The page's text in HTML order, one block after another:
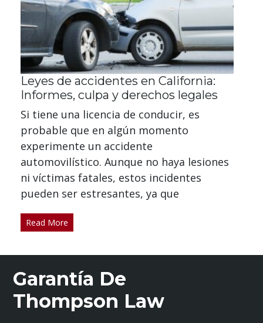
Leyes de accidentes en California:
Informes, culpa y derechos legales
Si tiene una licencia de conducir, es
probable que en algún momento
experimente un accidente
automovilístico. Aunque no haya lesiones
ni víctimas fatales, estos incidentes
pueden ser estresantes, ya que
Read More
Garantía De
Thompson Law